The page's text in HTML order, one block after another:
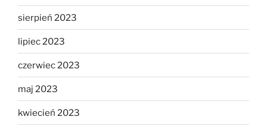
sierpień 2023
lipiec 2023
czerwiec 2023
maj 2023
kwiecień 2023